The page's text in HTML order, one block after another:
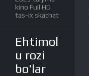
kino Full HD
tas-ix skachat
Ehtimol
u rozi
bo'lar